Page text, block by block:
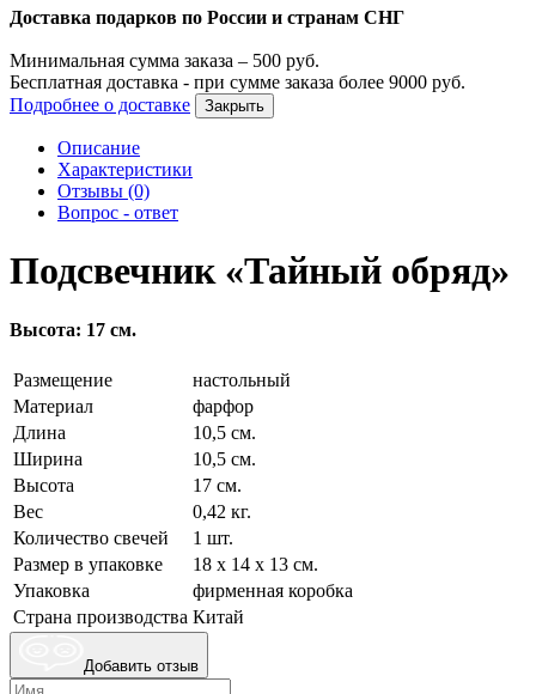
Доставка подарков по России и странам СНГ
Минимальная сумма заказа – 500 руб.
Бесплатная доставка - при сумме заказа более 9000 руб.
Подробнее о доставке
Закрыть
Описание
Характеристики
Отзывы (0)
Вопрос - ответ
Подсвечник «Тайный обряд»
Высота: 17 см.
Размещение
настольный
Материал
фарфор
Длина
10,5 см.
Ширина
10,5 см.
Высота
17 см.
Вес
0,42 кг.
Количество свечей
1 шт.
Размер в упаковке
18 х 14 х 13 см.
Упаковка
фирменная коробка
Страна производства Китай
Добавить отзыв